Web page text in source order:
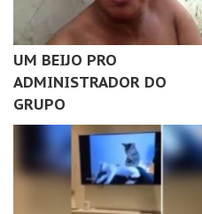
UM BEIJO PRO
ADMINISTRADOR DO
GRUPO